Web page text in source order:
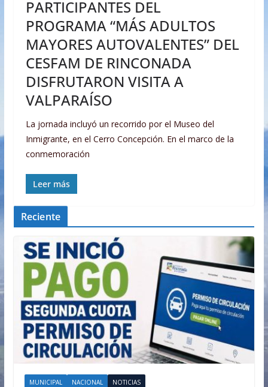
PARTICIPANTES DEL
PROGRAMA “MÁS ADULTOS
MAYORES AUTOVALENTES” DEL
CESFAM DE RINCONADA
DISFRUTARON VISITA A
VALPARAÍSO
La jornada incluyó un recorrido por el Museo del
Inmigrante, en el Cerro Concepción. En el marco de la
conmemoración
Leer más
Reciente
MUNICIPAL NACIONAL NOTICIAS